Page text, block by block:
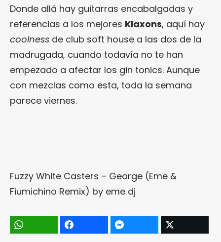
Donde allá hay guitarras encabalgadas y
referencias a los mejores Klaxons, aquí hay
coolness de club soft house a las dos de la
madrugada, cuando todavía no te han
empezado a afectar los gin tonics. Aunque
con mezclas como esta, toda la semana
parece viernes.
Fuzzy White Casters – George (Eme &
Fiumichino Remix) by eme dj